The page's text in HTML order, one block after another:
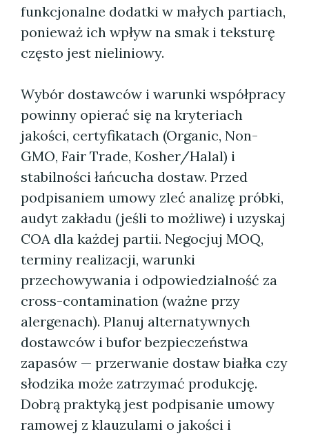
funkcjonalne dodatki w małych partiach,
ponieważ ich wpływ na smak i teksturę
często jest nieliniowy.
Wybór dostawców i warunki współpracy
powinny opierać się na kryteriach
jakości, certyfikatach (Organic, Non-
GMO, Fair Trade, Kosher/Halal) i
stabilności łańcucha dostaw. Przed
podpisaniem umowy zleć analizę próbki,
audyt zakładu (jeśli to możliwe) i uzyskaj
COA dla każdej partii. Negocjuj MOQ,
terminy realizacji, warunki
przechowywania i odpowiedzialność za
cross-contamination (ważne przy
alergenach). Planuj alternatywnych
dostawców i bufor bezpieczeństwa
zapasów — przerwanie dostaw białka czy
słodzika może zatrzymać produkcję.
Dobrą praktyką jest podpisanie umowy
ramowej z klauzulami o jakości i